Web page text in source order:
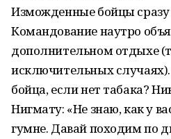
Изможденные бойцы сразу
Командование наутро
дополнительном отдыхе
исключительных
бойца, если нет табака?
Нигмату: «Не знаю, как у
гумне. Давай походим по